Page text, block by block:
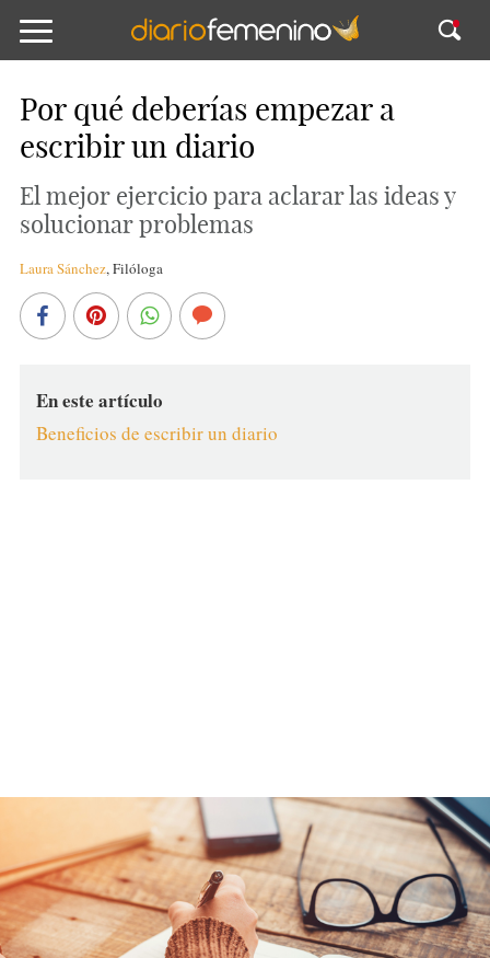
Por qué deberías empezar a
escribir un diario
El mejor ejercicio para aclarar las ideas y
solucionar problemas
Laura Sánchez,Filóloga
En este artículo
Beneficios de escribir un diario